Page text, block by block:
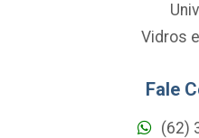
Vidros
Fale
(62)